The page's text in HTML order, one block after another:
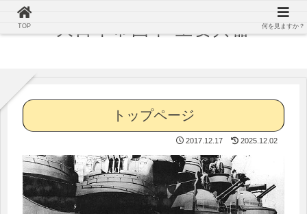
トップページ
2017.12.17 2025.12.02
TOP 何を見ますか？